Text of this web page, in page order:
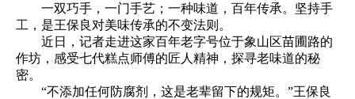
一双巧手，一门手艺；一种味道，百年传承。坚持手
工，是王保良对美味传承的不变法则。
近日，记者走进这家百年老字号位于象山区苗圃路的
作坊，感受七代糕点师傅的匠人精神，探寻老味道的秘
密。
“不添加任何防腐剂，这是老辈留下的规矩。”王保良